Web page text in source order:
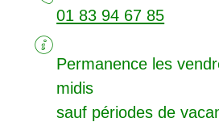
01 83 94 67 85
Permanence les
midis
sauf périodes de